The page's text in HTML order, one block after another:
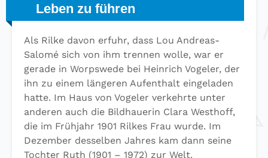
Leben zu führen
Als Rilke davon erfuhr, dass Lou Andreas-
Salomé sich von ihm trennen wolle, war er
gerade in Worpswede bei Heinrich Vogeler, der
ihn zu einem längeren Aufenthalt eingeladen
hatte. Im Haus von Vogeler verkehrte unter
anderen auch die Bildhauerin Clara Westhoff,
die im Frühjahr 1901 Rilkes Frau wurde. Im
Dezember desselben Jahres kam dann seine
Tochter Ruth (1901 – 1972) zur Welt.